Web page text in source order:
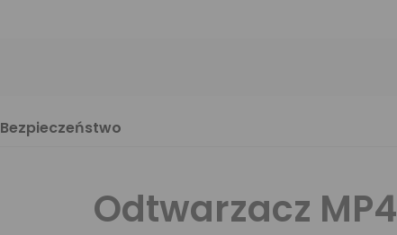
Bezpieczeństwo
Odtwarzacz MP4